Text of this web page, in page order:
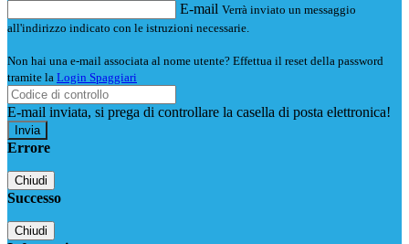
E-mail Verrà inviato un messaggio
all'indirizzo indicato con le istruzioni necessarie.
Non hai una e-mail associata al nome utente? Effettua il reset della password
tramite la Login Spaggiari
E-mail inviata, si prega di controllare la casella di posta elettronica!
Errore
Chiudi
Successo
Chiudi